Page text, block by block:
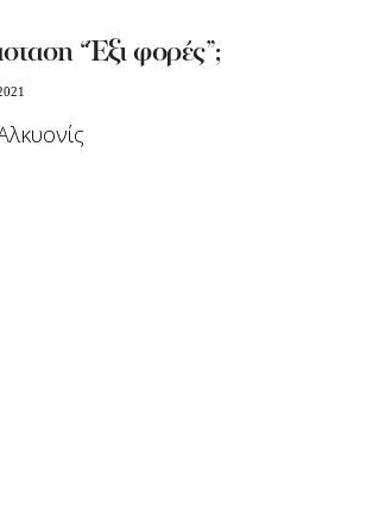
“Έξι φορές”;